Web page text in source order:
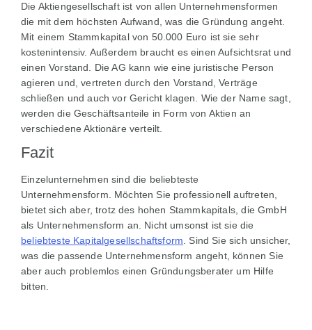
Die Aktiengesellschaft ist von allen Unternehmensformen
die mit dem höchsten Aufwand, was die Gründung angeht.
Mit einem Stammkapital von 50.000 Euro ist sie sehr
kostenintensiv. Außerdem braucht es einen Aufsichtsrat und
einen Vorstand. Die AG kann wie eine juristische Person
agieren und, vertreten durch den Vorstand, Verträge
schließen und auch vor Gericht klagen. Wie der Name sagt,
werden die Geschäftsanteile in Form von Aktien an
verschiedene Aktionäre verteilt.
Fazit
Einzelunternehmen sind die beliebteste
Unternehmensform. Möchten Sie professionell auftreten,
bietet sich aber, trotz des hohen Stammkapitals, die GmbH
als Unternehmensform an. Nicht umsonst ist sie die
beliebteste Kapitalgesellschaftsform . Sind Sie sich unsicher,
was die passende Unternehmensform angeht, können Sie
aber auch problemlos einen Gründungsberater um Hilfe
bitten.